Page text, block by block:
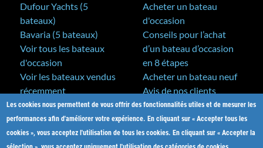
Les cookies nous permettent de vous offrir des fonctionnalités utiles et de mesurer les
performances afin d'améliorer votre expérience. En cliquant sur « Accepter tous les
cookies », vous acceptez l'utilisation de tous les cookies. En cliquant sur « Accepter la
Dufour Yachts (5
bateaux)
Bavaria (5 bateaux)
Voir tous les bateaux
d'occasion
Voir les bateaux vendus
récemment
Acheter un bateau
d'occasion
Conseils pour l’achat
d’un bateau d’occasion
en 8 étapes
Acheter un bateau neuf
Avis de nos clients
A&C Yacht Brokers
Actualités
Salons nautiques
Bateaux neufs